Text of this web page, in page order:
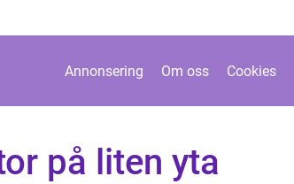
Annonsering Om oss Cookies
på liten yta